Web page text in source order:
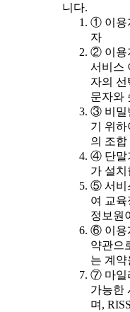
니다.
① 이용
자
② 이용
서비스
자의
문자와
③ 비밀
기 위
의 조합
④ 단말
가 설치
⑤ 서비
여 교
정보원
⑥ 이용
약관으
는 계
⑦ 마일
가능한
며,